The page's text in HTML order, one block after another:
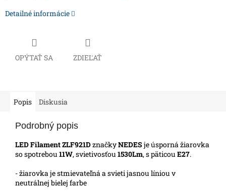
Detailné informácie
OPÝTAŤ SA ZDIEĽAŤ
Popis Diskusia
Podrobný popis
LED Filament ZLF921DznačkyNEDES je úsporná žiarovka
so spotrebou 11W, svietivosťou 1530Lm, s päticou E27.
- žiarovka je stmievateľná a svieti jasnou líniou v
neutrálnej bielej farbe